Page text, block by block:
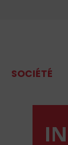
SOCIÉTÉ